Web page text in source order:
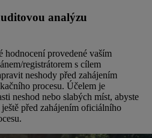
analýzu
hodnocení provedené vaším
registrátorem s cílem
neshody před zahájením
procesu. Účelem je
neshod nebo slabých míst, abyste
před zahájením oficiálního